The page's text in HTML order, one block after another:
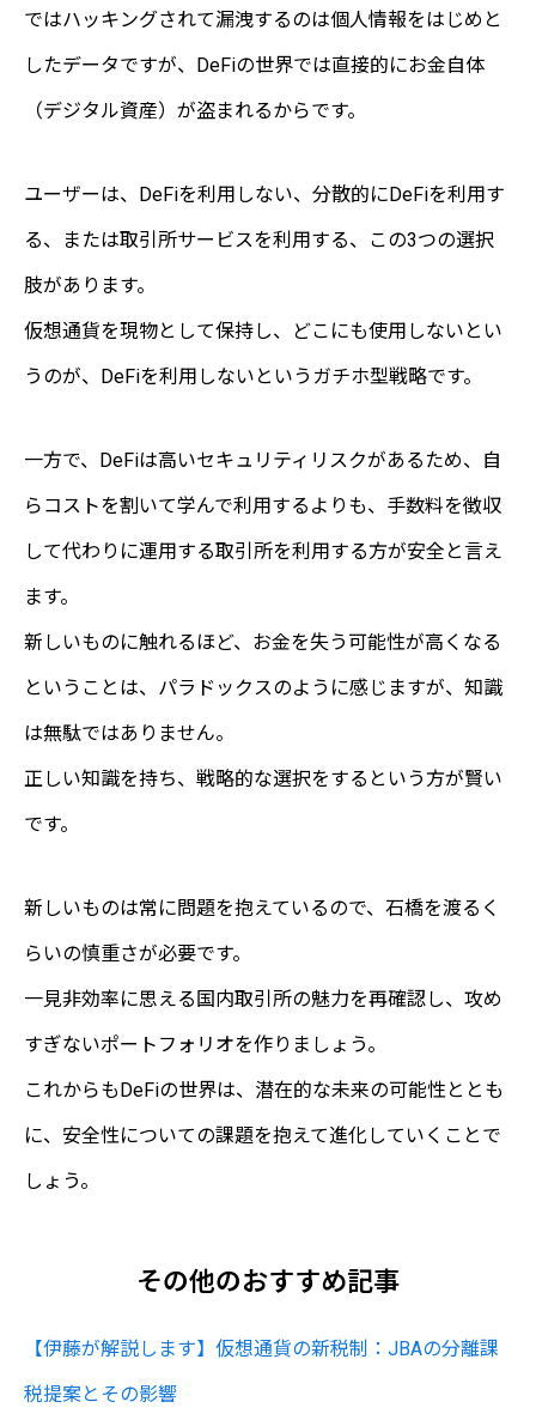
ではハッキングされて漏洩するのは個人情報をはじめと
したデータですが、DeFiの世界では直接的にお金自体
（デジタル資産）が盗まれるからです。
ユーザーは、DeFiを利用しない、分散的にDeFiを利用す
る、または取引所サービスを利用する、この3つの選択
肢があります。
仮想通貨を現物として保持し、どこにも使用しないとい
うのが、DeFiを利用しないというガチホ型戦略です。
一方で、DeFiは高いセキュリティリスクがあるため、自
らコストを割いて学んで利用するよりも、手数料を徴収
して代わりに運用する取引所を利用する方が安全と言え
ます。
新しいものに触れるほど、お金を失う可能性が高くなる
ということは、パラドックスのように感じますが、知識
は無駄ではありません。
正しい知識を持ち、戦略的な選択をするという方が賢い
です。
新しいものは常に問題を抱えているので、石橋を渡るく
らいの慎重さが必要です。
一見非効率に思える国内取引所の魅力を再確認し、攻め
すぎないポートフォリオを作りましょう。
これからもDeFiの世界は、潜在的な未来の可能性ととも
に、安全性についての課題を抱えて進化していくことで
しょう。
その他のおすすめ記事
【伊藤が解説します】仮想通貨の新税制：JBAの分離課
税提案とその影響